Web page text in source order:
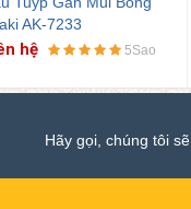
AK-7284
hệ 5Sao
Hãy gọi, chúng tôi